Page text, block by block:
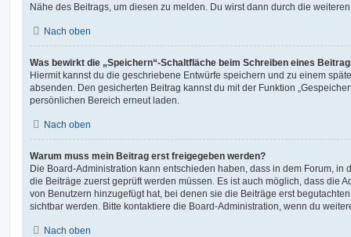
Nähe des Beitrags, um diesen zu melden. Du wirst dann durch die
Nach oben
Was bewirkt die „Speichern“-Schaltfläche beim Schreiben eines
Hiermit kannst du die geschriebene Entwürfe speichern und zu einem
absenden. Den gesicherten Beitrag kannst du mit der Funktion
persönlichen Bereich erneut laden.
Nach oben
Warum muss mein Beitrag erst freigegeben werden?
Die Board-Administration kann entschieden haben, dass in dem Forum, in
die Beiträge zuerst geprüft werden müssen. Es ist auch möglich, dass die
von Benutzern hinzugefügt hat, bei denen sie die Beiträge erst
sichtbar werden. Bitte kontaktiere die Board-Administration, wenn du
Nach oben